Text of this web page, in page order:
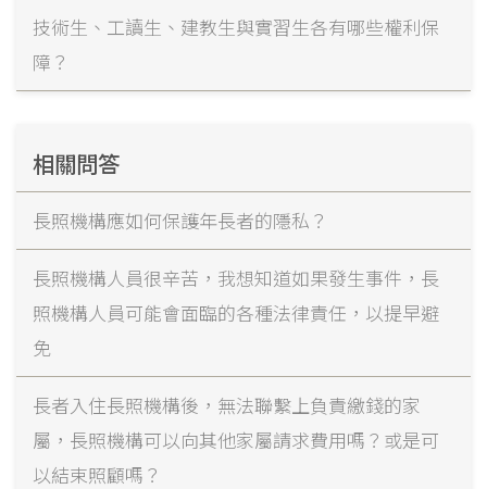
技術生、工讀生、建教生與實習生各有哪些權利保
障？
相關問答
長照機構應如何保護年長者的隱私？
長照機構人員很辛苦，我想知道如果發生事件，長
照機構人員可能會面臨的各種法律責任，以提早避
免
長者入住長照機構後，無法聯繫上負責繳錢的家
屬，長照機構可以向其他家屬請求費用嗎？或是可
以結束照顧嗎？